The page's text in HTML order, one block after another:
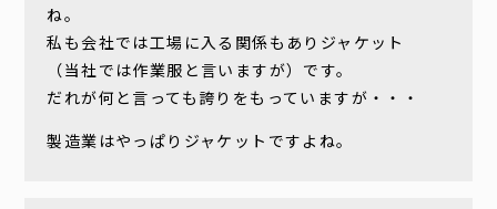
ね。
私も会社では工場に入る関係もありジャケット
（当社では作業服と言いますが）です。
だれが何と言っても誇りをもっていますが・・・
製造業はやっぱりジャケットですよね。